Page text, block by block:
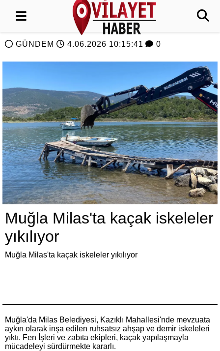
GÜNDEM 4.06.2026 10:15:41 0
Muğla Milas'ta kaçak iskeleler
yıkılıyor
Muğla Milas'ta kaçak iskeleler yıkılıyor
Muğla'da Milas Belediyesi, Kazıklı Mahallesi'nde mevzuata
aykırı olarak inşa edilen ruhsatsız ahşap ve demir iskeleleri
yıktı. Fen İşleri ve zabıta ekipleri, kaçak yapılaşmayla
mücadeleyi sürdürmekte kararlı.